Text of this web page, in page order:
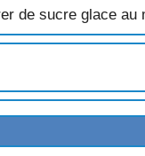
de sucre glace au